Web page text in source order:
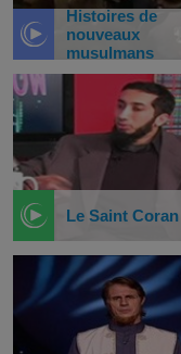
Histoires de
nouveaux
musulmans
Le Saint Coran